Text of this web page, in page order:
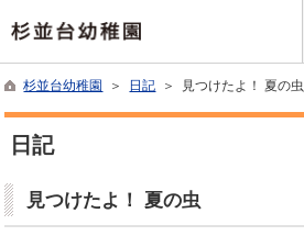
杉並台幼稚園 ＞ 日記 ＞ 見つけたよ！ 夏の虫
日記
見つけたよ！ 夏の虫